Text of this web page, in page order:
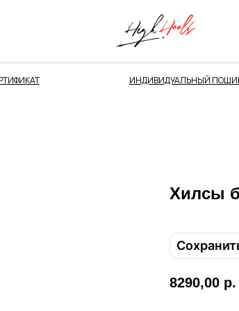
Привет! Дарим тебе -10% на
...и узнавай об акциях
ИНДИВИДУАЛЬНЫЙ
Хилсы
8290,00 р.